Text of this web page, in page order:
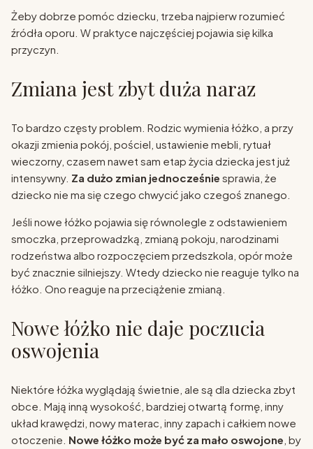
Żeby dobrze pomóc dziecku, trzeba najpierw rozumieć
źródła oporu. W praktyce najczęściej pojawia się kilka
przyczyn.
Zmiana jest zbyt duża naraz
To bardzo częsty problem. Rodzic wymienia łóżko, a przy
okazji zmienia pokój, pościel, ustawienie mebli, rytuał
wieczorny, czasem nawet sam etap życia dziecka jest już
intensywny. Za dużo zmian jednocześnie sprawia, że
dziecko nie ma się czego chwycić jako czegoś znanego.
Jeśli nowe łóżko pojawia się równolegle z odstawieniem
smoczka, przeprowadzką, zmianą pokoju, narodzinami
rodzeństwa albo rozpoczęciem przedszkola, opór może
być znacznie silniejszy. Wtedy dziecko nie reaguje tylko na
łóżko. Ono reaguje na przeciążenie zmianą.
Nowe łóżko nie daje poczucia
oswojenia
Niektóre łóżka wyglądają świetnie, ale są dla dziecka zbyt
obce. Mają inną wysokość, bardziej otwartą formę, inny
układ krawędzi, nowy materac, inny zapach i całkiem nowe
otoczenie. Nowe łóżko może być za mało oswojone , by